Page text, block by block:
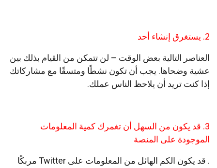
2. يستغرق إنشاء أحد
العناصر التالية بعض الوقت – لن تتمكن من القيام بذلك بين
عشية وضحاها. يجب أن تكون نشطًا ومتسقًا مع مشاركاتك
إذا كنت تريد أن يلاحظ الناس عملك.
3. قد يكون من السهل أن تغمرك كمية المعلومات
الموجودة على المنصة
. قد يكون الكم الهائل من المعلومات على Twitter مربكًا